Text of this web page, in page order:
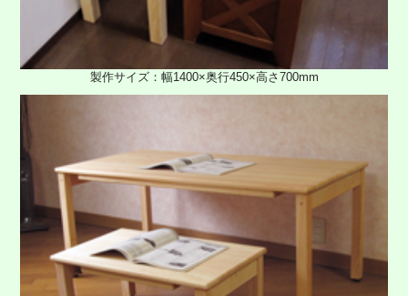
製作サイズ：幅1400×奥行450×高さ700mm